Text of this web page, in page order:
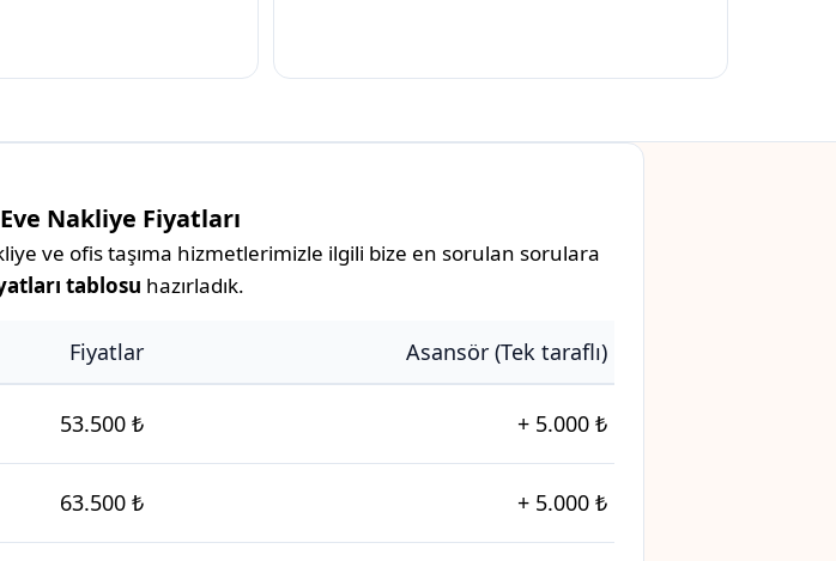
Nakliye Fiyatları
ve ofis taşıma hizmetlerimizle ilgili bize en sorulan sorulara
tablosu hazırladık.
Fiyatlar Asansör (Tek taraflı)
53.500 ₺ + 5.000 ₺
63.500 ₺ + 5.000 ₺